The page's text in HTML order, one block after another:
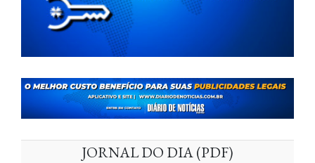
JORNAL DO DIA (PDF)